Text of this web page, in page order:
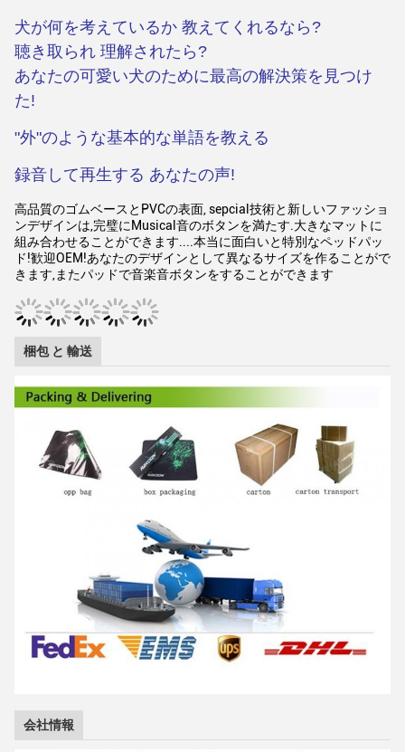
犬が何を考えているか 教えてくれるなら?
聴き取られ 理解されたら?
あなたの可愛い犬のために最高の解決策を見つけ
た!
"外"のような基本的な単語を教える
録音して再生する あなたの声!
高品質のゴムベースとPVCの表面, sepcial技術と新しいファッショ
ンデザインは,完璧にMusical音のボタンを満たす.大きなマットに
組み合わせることができます....本当に面白いと特別なペッドパッ
ド!歓迎OEM!あなたのデザインとして異なるサイズを作ることがで
きます,またパッドで音楽音ボタンをすることができます
梱包 と 輸送
会社情報